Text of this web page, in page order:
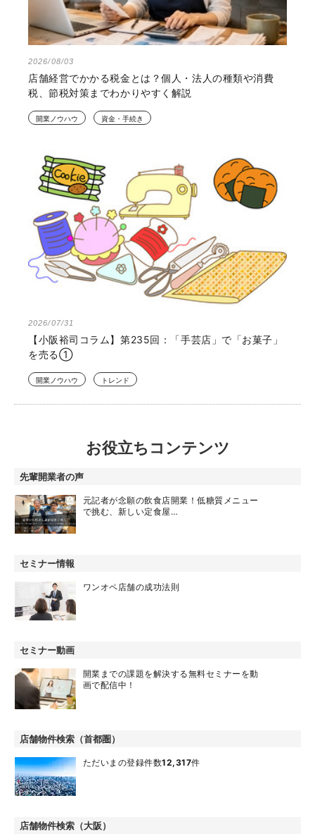
2026/08/03
店舗経営でかかる税金とは？個人・法人の種類や消費
税、節税対策までわかりやすく解説
開業ノウハウ 資金・手続き
2026/07/31
【小阪裕司コラム】第235回：「手芸店」で「お菓子」
を売る①
開業ノウハウ トレンド
お役立ちコンテンツ
先輩開業者の声
元記者が念願の飲食店開業！低糖質メニュー
で挑む、新しい定食屋…
セミナー情報
ワンオペ店舗の成功法則
セミナー動画
開業までの課題を解決する無料セミナーを動
画で配信中！
店舗物件検索（首都圏）
ただいまの登録件数12,317件
店舗物件検索（大阪）